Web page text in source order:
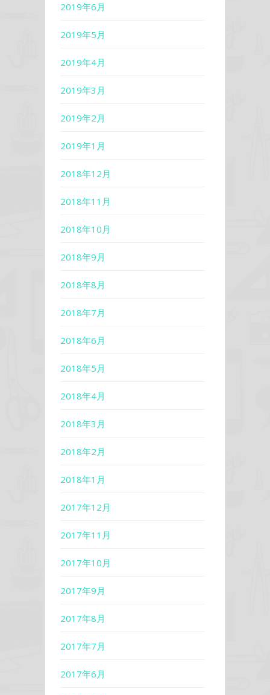
2019年6月
2019年5月
2019年4月
2019年3月
2019年2月
2019年1月
2018年12月
2018年11月
2018年10月
2018年9月
2018年8月
2018年7月
2018年6月
2018年5月
2018年4月
2018年3月
2018年2月
2018年1月
2017年12月
2017年11月
2017年10月
2017年9月
2017年8月
2017年7月
2017年6月